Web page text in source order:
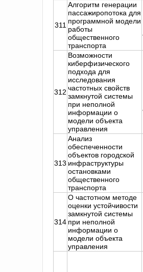
311
Алгоритм генерации
пассажиропотока для
программной модели
работы
общественного
транспорта
312
Возможности
киберфизического
подхода для
исследования
частотных свойств
замкнутой системы
при неполной
информации о
модели объекта
управления
313
Анализ
обеспеченности
объектов городской
инфраструктуры
остановками
общественного
транспорта
314
О частотном методе
оценки устойчивости
замкнутой системы
при неполной
информации о
модели объекта
управления